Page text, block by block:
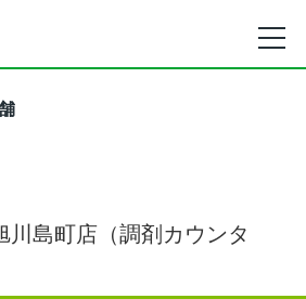
川島町店（調剤カウンタ